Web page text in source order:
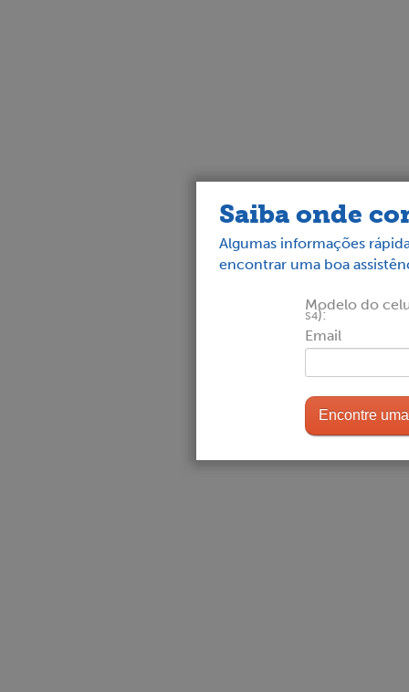
Saiba onde
Algumas informações
encontrar uma boa
Modelo do
S4):
Email